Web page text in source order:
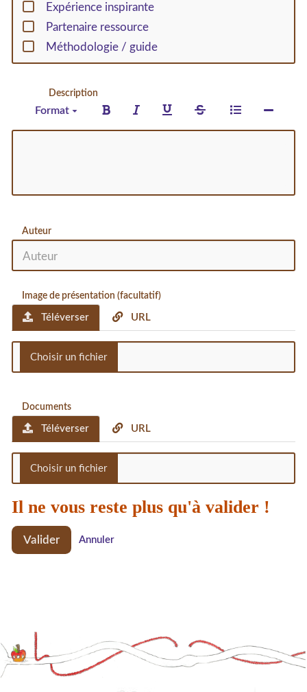
Expérience inspirante
Partenaire ressource
Méthodologie / guide
Description
Format
Auteur
Image de présentation (facultatif)
Téléverser URL
Documents
Téléverser URL
Il ne vous reste plus qu'à valider !
Valider Annuler